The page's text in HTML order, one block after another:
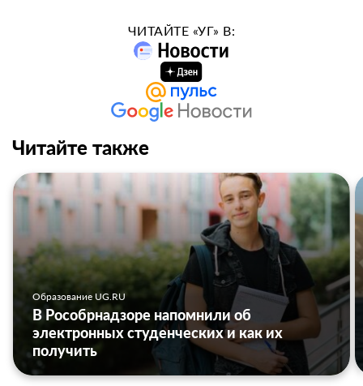
ЧИТАЙТЕ «УГ» В:
Читайте также
Образование UG.RU
В Рособрнадзоре напомнили об
электронных студенческих и как их
получить